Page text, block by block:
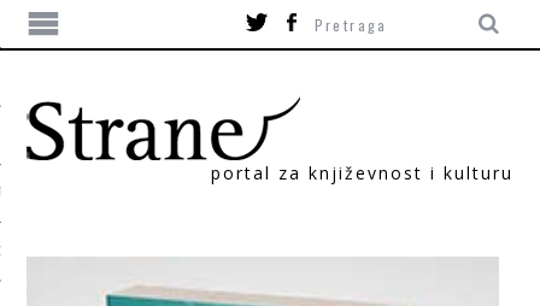
portal za književnost i kulturu